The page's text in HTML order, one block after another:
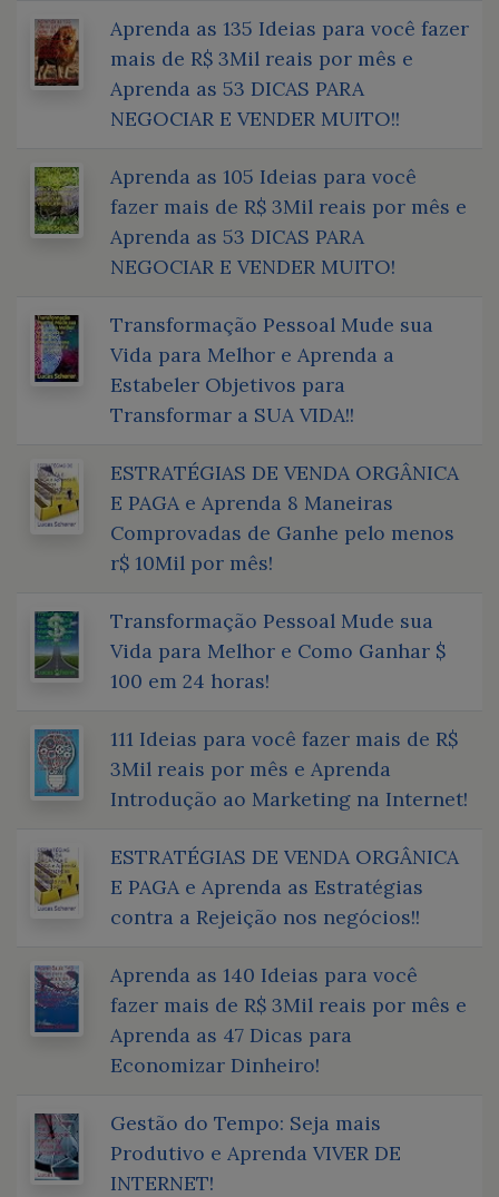
Aprenda as 135 Ideias para você fazer
mais de R$ 3Mil reais por mês e
Aprenda as 53 DICAS PARA
NEGOCIAR E VENDER MUITO!!
Aprenda as 105 Ideias para você
fazer mais de R$ 3Mil reais por mês e
Aprenda as 53 DICAS PARA
NEGOCIAR E VENDER MUITO!
Transformação Pessoal Mude sua
Vida para Melhor e Aprenda a
Estabeler Objetivos para
Transformar a SUA VIDA!!
ESTRATÉGIAS DE VENDA ORGÂNICA
E PAGA e Aprenda 8 Maneiras
Comprovadas de Ganhe pelo menos
r$ 10Mil por mês!
Transformação Pessoal Mude sua
Vida para Melhor e Como Ganhar $
100 em 24 horas!
111 Ideias para você fazer mais de R$
3Mil reais por mês e Aprenda
Introdução ao Marketing na Internet!
ESTRATÉGIAS DE VENDA ORGÂNICA
E PAGA e Aprenda as Estratégias
contra a Rejeição nos negócios!!
Aprenda as 140 Ideias para você
fazer mais de R$ 3Mil reais por mês e
Aprenda as 47 Dicas para
Economizar Dinheiro!
Gestão do Tempo: Seja mais
Produtivo e Aprenda VIVER DE
INTERNET!